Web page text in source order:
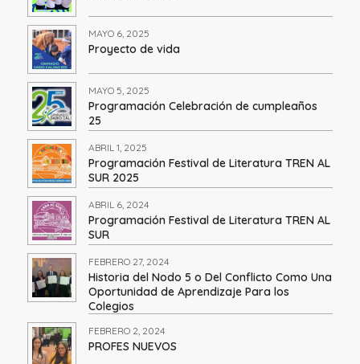
MAYO 6, 2025
Proyecto de vida
MAYO 5, 2025
Programación Celebración de cumpleaños
25
ABRIL 1, 2025
Programación Festival de Literatura TREN AL
SUR 2025
ABRIL 6, 2024
Programación Festival de Literatura TREN AL
SUR
FEBRERO 27, 2024
Historia del Nodo 5 o Del Conflicto Como Una
Oportunidad de Aprendizaje Para los
Colegios
FEBRERO 2, 2024
PROFES NUEVOS